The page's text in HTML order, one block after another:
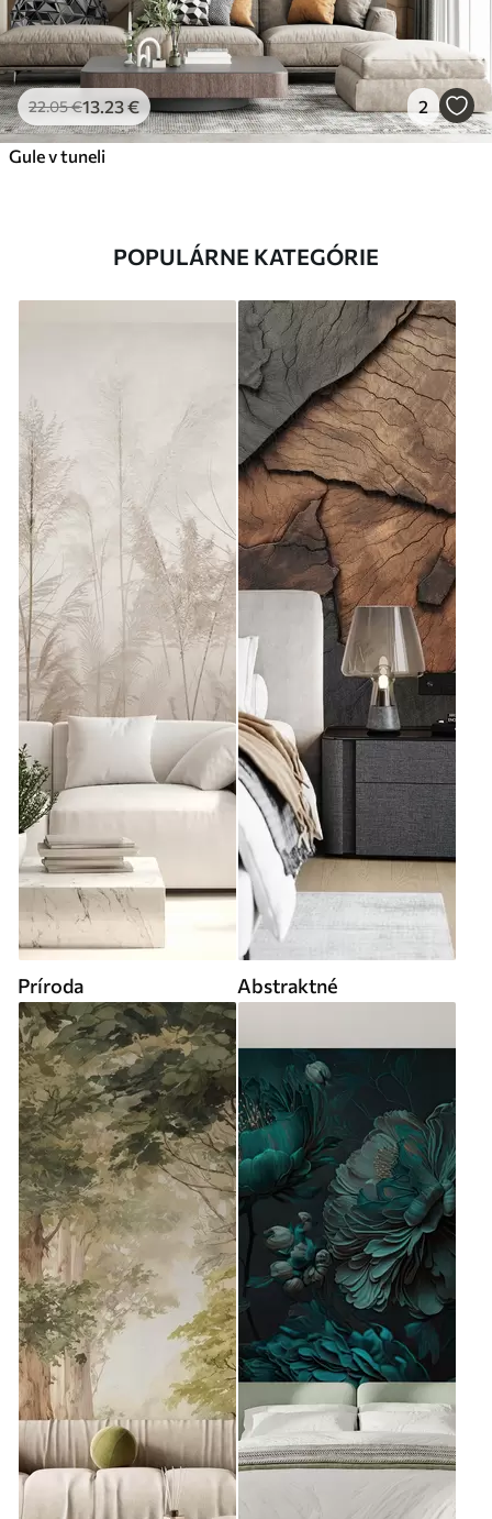
22.05€13.23€ 2
Gule v tuneli
POPULÁRNE KATEGÓRIE
Príroda Abstraktné